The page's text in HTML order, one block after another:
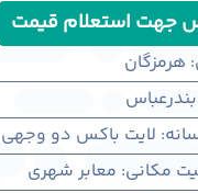
جهت استعلام قیمت
: هرمزگان
بندرعباس
: لایت باکس دو وجهی
مکانی: معابر شهری